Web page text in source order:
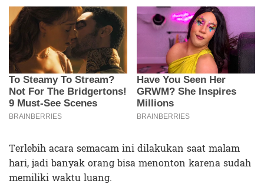
Terlebih acara semacam ini dilakukan saat malam
hari, jadi banyak orang bisa menonton karena sudah
memiliki waktu luang.